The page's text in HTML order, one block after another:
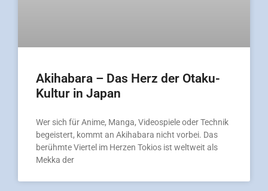
Akihabara – Das Herz der Otaku-
Kultur in Japan
Wer sich für Anime, Manga, Videospiele oder Technik
begeistert, kommt an Akihabara nicht vorbei. Das
berühmte Viertel im Herzen Tokios ist weltweit als
Mekka der